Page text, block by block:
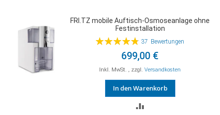
HINZUFÜGEN
FRI.TZ mobile Auftisch-Osmoseanlage ohne
Festinstallation
Bewertung:
37 Bewertungen
699,00 €
Inkl. MwSt. , zzgl. Versandkosten
In den Warenkorb